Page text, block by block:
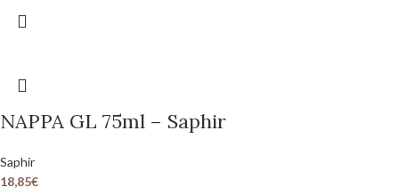
NAPPA GL 75ml – Saphir
Saphir
18,85€